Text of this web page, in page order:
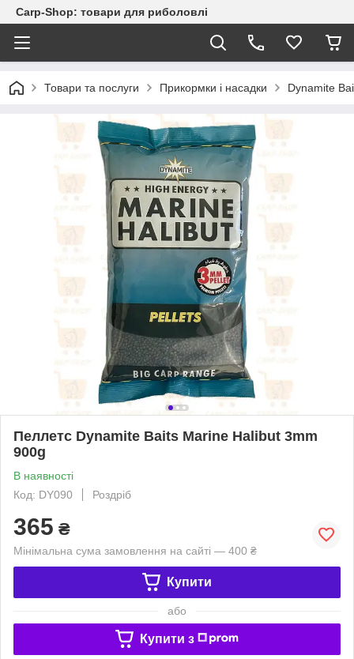
Carp-Shop: товари для риболовлі
Товари та послуги Прикормки і насадки Dynamite
Пеллетс Dynamite Baits Marine Halibut 3mm
900g
В наявності
Код: DY090
Роздріб
365 ₴
Мінімальна сума замовлення на сайті — 400 ₴
Купити
або
Купити з